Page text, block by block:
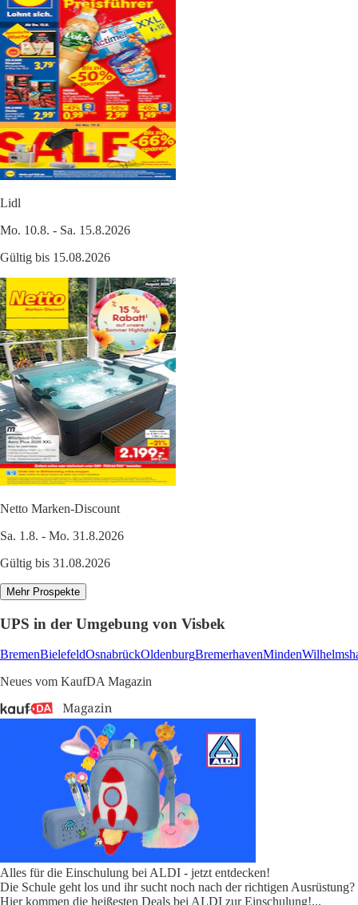
Lidl
Mo. 10.8. - Sa. 15.8.2026
Gültig bis 15.08.2026
Netto Marken-Discount
Sa. 1.8. - Mo. 31.8.2026
Gültig bis 31.08.2026
Mehr Prospekte
UPS in der Umgebung von Visbek
BremenBielefeldOsnabrückOldenburgBremerhavenMinden
Neues vom KaufDA Magazin
Alles für die Einschulung bei ALDI - jetzt entdecken!
Die Schule geht los und ihr sucht noch nach der richtigen Ausrüstung?
Hier kommen die heißesten Deals bei ALDI zur Einschulung!...